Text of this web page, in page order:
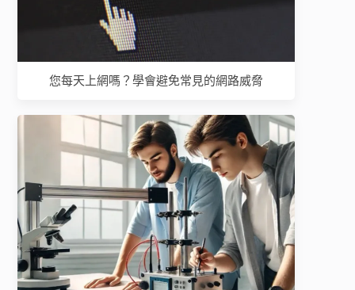
您每天上網嗎？學會避免常見的網路威脅